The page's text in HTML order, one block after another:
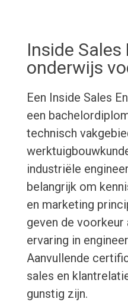
Inside Sales
onderwijs
Een Inside Sales
een
technisch
industriële
belangrijk om
en marketing
geven de voorkeur
ervaring in
Aanvullende
sales en
gunstig zijn.